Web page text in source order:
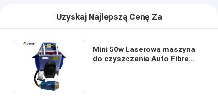
Uzyskaj Najlepszą Cenę Za
Mini 50w Laserowa maszyna
do czyszczenia Auto Fibre